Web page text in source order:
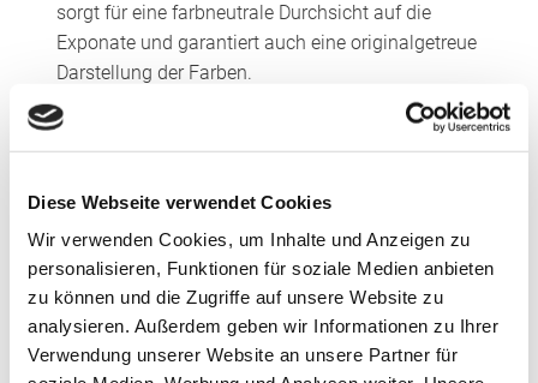
Diese Webseite verwendet Cookies
Wir verwenden Cookies, um Inhalte und Anzeigen zu
personalisieren, Funktionen für soziale Medien anbieten
zu können und die Zugriffe auf unsere Website zu
analysieren. Außerdem geben wir Informationen zu Ihrer
Verwendung unserer Website an unsere Partner für
sorgt für eine farbneutrale Durchsicht auf die
Exponate und garantiert auch eine originalgetreue
Darstellung der Farben.
Darüber hinaus gibt es auch entspiegeltes Glas,
verfügt und sich damit hervorragend für Vitrinen in
farbneutrales und nahezu unsichtbares Glas.
Redaktion glasklar: Welche Rolle spielt die
Sicherheit, also wann und wo ist Sicherheitsglas
gefragt?